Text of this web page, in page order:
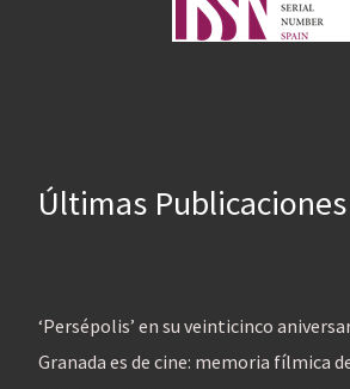
Últimas Publicaciones
‘Persépolis’ en su veinticinco
Granada es de cine: memoria fílmica